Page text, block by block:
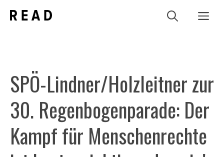
Inhalt
SPÖ-Lindner/Holzleitner zur
30. Regenbogenparade: Der
Kampf für Menschenrechte